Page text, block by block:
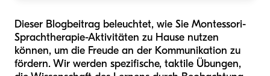
Dieser Blogbeitrag beleuchtet, wie Sie Montessori-
Sprachtherapie-Aktivitäten zu Hause nutzen
können, um die Freude an der Kommunikation zu
fördern. Wir werden spezifische, taktile Übungen,